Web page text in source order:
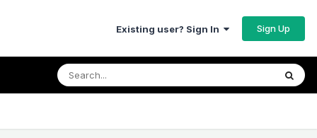
Existing user? Sign In Sign Up